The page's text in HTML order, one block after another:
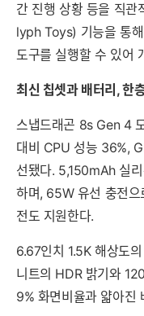
간 진행 상황 등을 직관
lyph Toys) 기능을 통
도구를 실행할 수 있어
최신 칩셋과 배터리, 한
스냅드래곤 8s Gen 4
대비 CPU 성능 36%,
선됐다. 5,150mAh 실
하며, 65W 유선 충전
전도 지원한다.
6.67인치 1.5K 해상도
니트의 HDR 밝기와
9% 화면비율과 얇아진